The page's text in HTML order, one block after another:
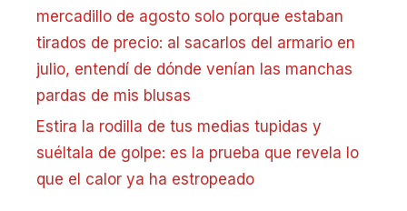
mercadillo de agosto solo porque estaban
tirados de precio: al sacarlos del armario en
julio, entendí de dónde venían las manchas
pardas de mis blusas
Estira la rodilla de tus medias tupidas y
suéltala de golpe: es la prueba que revela lo
que el calor ya ha estropeado